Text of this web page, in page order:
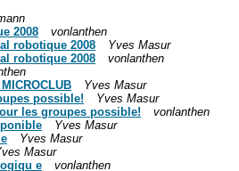
2008
vonlanthen
robotique 2008
Yves Masur
robotique 2008
vonlanthen
Yves Masur
possible!
Yves Masur
les groupes possible!
vonlanthen
Yves Masur
Yves Masur
Masur
e
vonlanthen